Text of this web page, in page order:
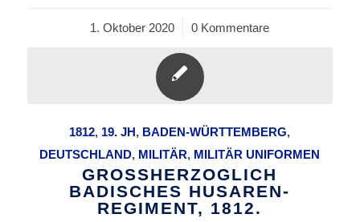
1. Oktober 2020
/ 0 Kommentare
1812, 19. JH, BADEN-WÜRTTEMBERG,
DEUTSCHLAND, MILITÄR, MILITÄR UNIFORMEN
GROSSHERZOGLICH
BADISCHES HUSAREN-
REGIMENT, 1812.